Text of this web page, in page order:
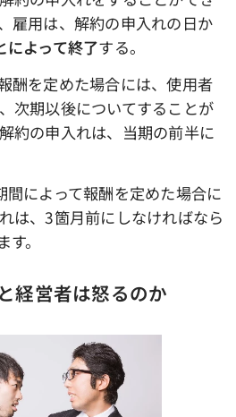
雇用は、解約の申入れの日か
によって終了する。
を定めた場合には、使用者
次期以後についてすることが
約の申入れは、当期の前半に
によって報酬を定めた場合に
は、3箇月前にしなければなら
。
経営者は怒るのか